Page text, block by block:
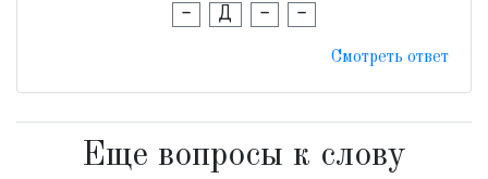
- Д - -
Смотреть ответ
Еще вопросы к слову